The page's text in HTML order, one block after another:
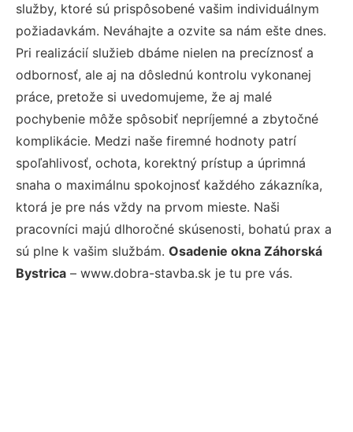
služby, ktoré sú prispôsobené vašim individuálnym
požiadavkám. Neváhajte a ozvite sa nám ešte dnes.
Pri realizácií služieb dbáme nielen na precíznosť a
odbornosť, ale aj na dôslednú kontrolu vykonanej
práce, pretože si uvedomujeme, že aj malé
pochybenie môže spôsobiť nepríjemné a zbytočné
komplikácie. Medzi naše firemné hodnoty patrí
spoľahlivosť, ochota, korektný prístup a úprimná
snaha o maximálnu spokojnosť každého zákazníka,
ktorá je pre nás vždy na prvom mieste. Naši
pracovníci majú dlhoročné skúsenosti, bohatú prax a
sú plne k vašim službám. Osadenie okna Záhorská
Bystrica – www.dobra-stavba.sk je tu pre vás.